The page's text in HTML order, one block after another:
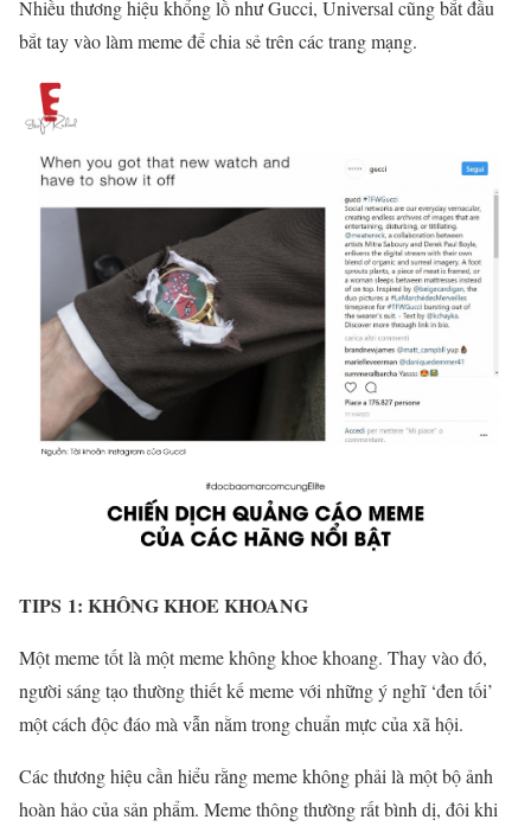
Nhiều thương hiệu khổng lồ như Gucci, Universal cũng bắt đầu
bắt tay vào làm meme để chia sẻ trên các trang mạng.
TIPS 1: KHÔNG KHOE KHOANG
Một meme tốt là một meme không khoe khoang. Thay vào đó,
người sáng tạo thường thiết kế meme với những ý nghĩ ‘đen tối’
một cách độc đáo mà vẫn nằm trong chuẩn mực của xã hội.
Các thương hiệu cần hiểu rằng meme không phải là một bộ ảnh
hoàn hảo của sản phẩm. Meme thông thường rất bình dị, đôi khi